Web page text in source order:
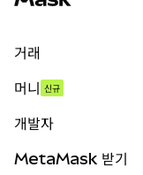
거래
무기한 선물
실물자산
머니 신규
개발자
MetaMask 받기